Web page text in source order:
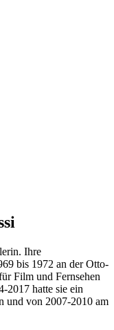
Ihre
bis 1972 an der Otto-
Film und Fernsehen
2017 hatte sie ein
und von 2007-2010 am